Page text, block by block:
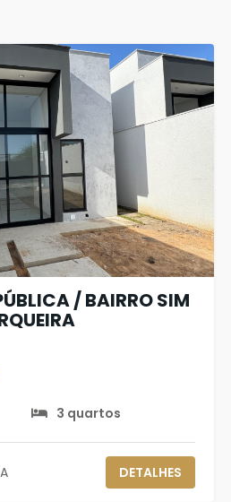
/ BAIRRO SIM
3 quartos
DETALHES